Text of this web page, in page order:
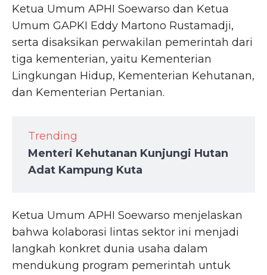
Ketua Umum APHI Soewarso dan Ketua
Umum GAPKI Eddy Martono Rustamadji,
serta disaksikan perwakilan pemerintah dari
tiga kementerian, yaitu Kementerian
Lingkungan Hidup, Kementerian Kehutanan,
dan Kementerian Pertanian.
Trending
Menteri Kehutanan Kunjungi Hutan
Adat Kampung Kuta
Ketua Umum APHI Soewarso menjelaskan
bahwa kolaborasi lintas sektor ini menjadi
langkah konkret dunia usaha dalam
mendukung program pemerintah untuk